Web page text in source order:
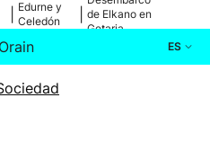
Edurne y
Celedón
de Elkano en
Getaria
ES